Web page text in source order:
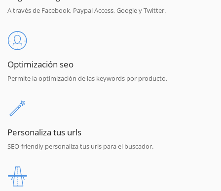
A través de Facebook, Paypal Access, Google y Twitter.
Optimización seo
Permite la optimización de las keywords por producto.
Personaliza tus urls
SEO-friendly personaliza tus urls para el buscador.